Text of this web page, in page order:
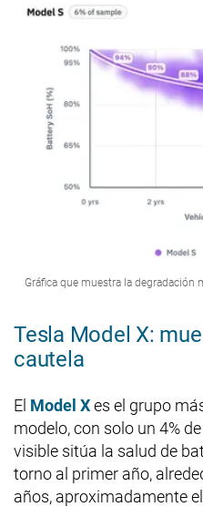
Gráfica que muestra la degradación
Tesla Model X:
cautela
El Model Xes el grupo
modelo, con solo un 4%
visible sitúa la salud de
torno al primer año,
años, aproximadamente